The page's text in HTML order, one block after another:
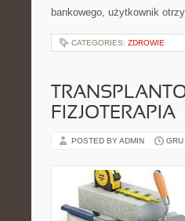
bankowego, użytkownik
CATEGORIES: ZDROWIE
FIZJOTERAPIA
POSTED BY ADMIN